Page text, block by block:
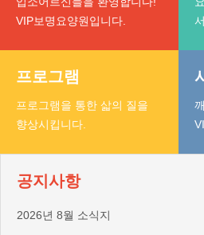
VIP보명요양원입니다.
프로그램
프로그램을 통한 삷의 질을
향상시킵니다.
공지사항
2026년 8월 소식지